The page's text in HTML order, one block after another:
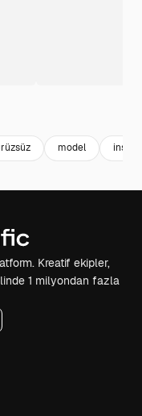
model insan
Kreatif ekipler,
1 milyondan fazla